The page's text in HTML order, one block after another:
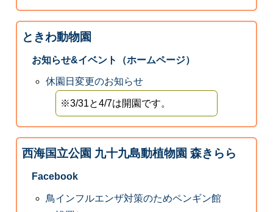
ときわ動物園
お知らせ&イベント（ホームページ）
休園日変更のお知らせ
※3/31と4/7は開園です。
西海国立公園 九十九島動植物園 森きらら
Facebook
鳥インフルエンザ対策のためペンギン館